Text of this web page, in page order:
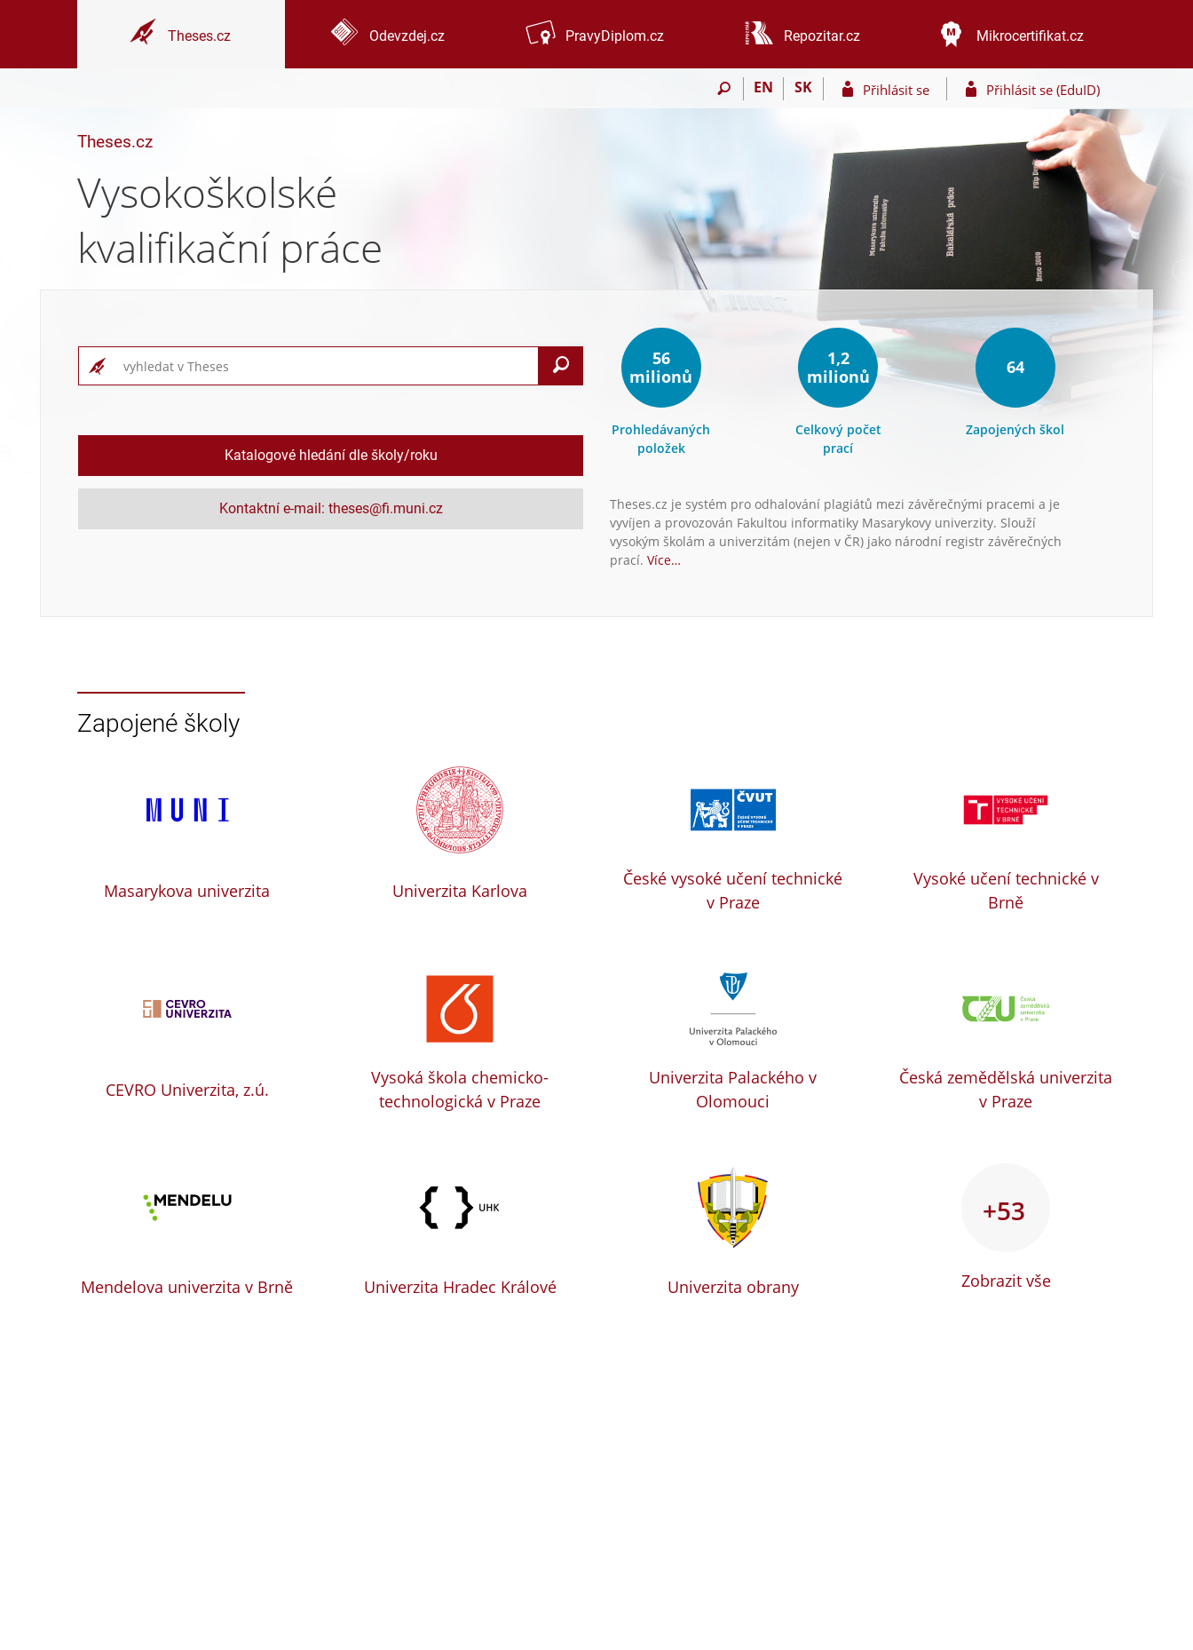
Theses.cz Odevzdej.cz PravyDiplom.cz Repozitar.cz Mikrocertifikat.cz
EN SK Přihlásit se Přihlásit se (EduID)
Theses.cz
Vysokoškolské
kvalifikační práce
Vyhledat
Katalogové hledání dle školy/roku
Kontaktní e-mail: theses@fi.muni.cz
56
milionů
Prohledávaných
položek
1,2
milionů
Celkový počet
prací
64
Zapojených škol
Theses.cz je systém pro odhalování plagiátů mezi závěrečnými pracemi a je
vyvíjen a provozován Fakultou informatiky Masarykovy univerzity. Slouží
vysokým školám a univerzitám (nejen v ČR) jako národní registr závěrečných
prací. Více…
Zapojené školy
Masarykova univerzita Univerzita Karlova
České vysoké učení technické
v Praze
Vysoké učení technické v
Brně
CEVRO Univerzita, z.ú.
Vysoká škola chemicko-
technologická v Praze
Univerzita Palackého v
Olomouci
Česká zemědělská univerzita
v Praze
Mendelova univerzita v Brně Univerzita Hradec Králové Univerzita obrany
+53
Zobrazit vše